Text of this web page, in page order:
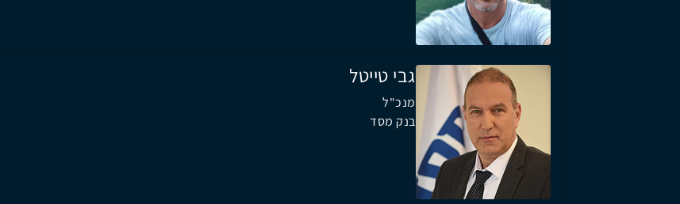
גבי טייטל
מנכ"ל
בנק מסד